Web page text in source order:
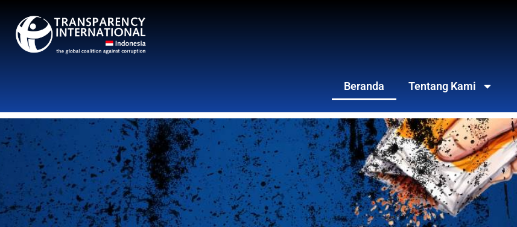
Beranda Tentang Kami